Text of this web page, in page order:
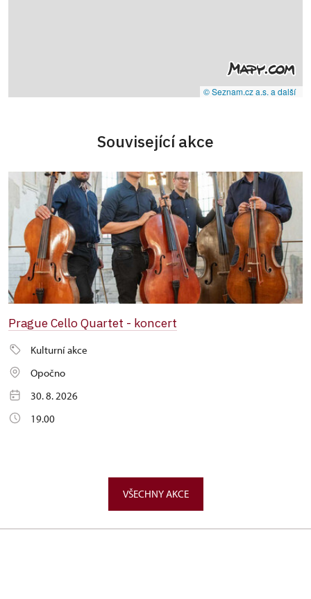
© Seznam.cz a.s. a další
Související akce
Prague Cello Quartet - koncert
Kulturní akce
Opočno
30. 8. 2026
19.00
VŠECHNY AKCE